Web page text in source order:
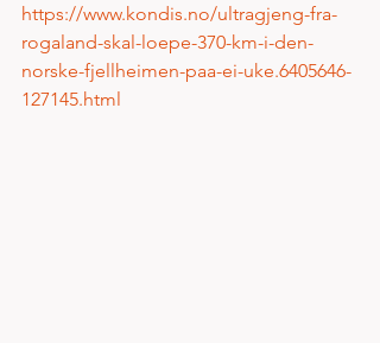
https://www.kondis.no/ultragjeng-fra-
rogaland-skal-loepe-370-km-i-den-
norske-fjellheimen-paa-ei-uke.6405646-
127145.html